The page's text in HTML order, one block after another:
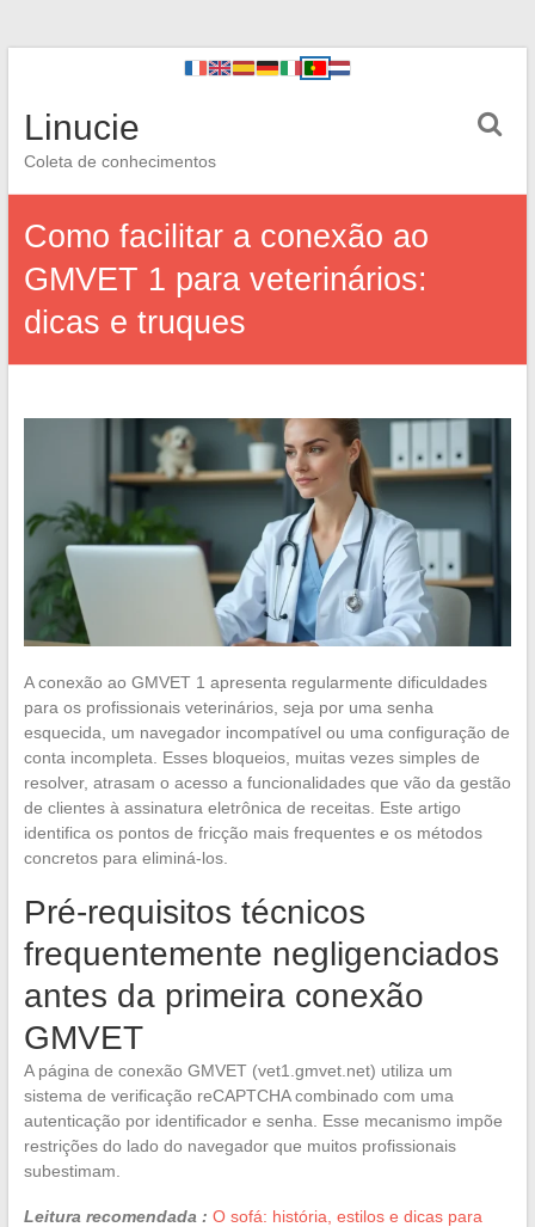
Linucie
Coleta de conhecimentos
Como facilitar a conexão ao
GMVET 1 para veterinários:
dicas e truques
A conexão ao GMVET 1 apresenta regularmente dificuldades
para os profissionais veterinários, seja por uma senha
esquecida, um navegador incompatível ou uma configuração de
conta incompleta. Esses bloqueios, muitas vezes simples de
resolver, atrasam o acesso a funcionalidades que vão da gestão
de clientes à assinatura eletrônica de receitas. Este artigo
identifica os pontos de fricção mais frequentes e os métodos
concretos para eliminá-los.
Pré-requisitos técnicos
frequentemente negligenciados
antes da primeira conexão
GMVET
A página de conexão GMVET (vet1.gmvet.net) utiliza um
sistema de verificação reCAPTCHA combinado com uma
autenticação por identificador e senha. Esse mecanismo impõe
restrições do lado do navegador que muitos profissionais
subestimam.
Leitura recomendada : O sofá: história, estilos e dicas para